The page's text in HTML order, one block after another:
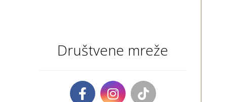
Društvene mreže